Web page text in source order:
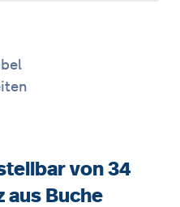
von 34
aus Buche